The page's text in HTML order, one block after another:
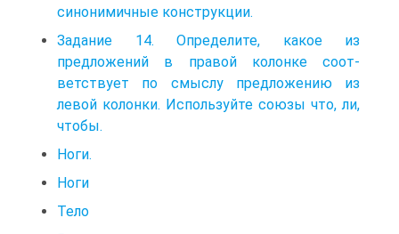
синонимичные конструкции.
Задание 14. Определите, какое из
предложений в правой колонке соот­
ветствует по смыслу предложению из
левой колонки. Используйте со­юзы что, ли,
чтобы.
Ноги.
Ноги
Тело